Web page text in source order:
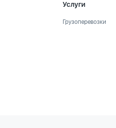
Услуги
Грузоперевозки